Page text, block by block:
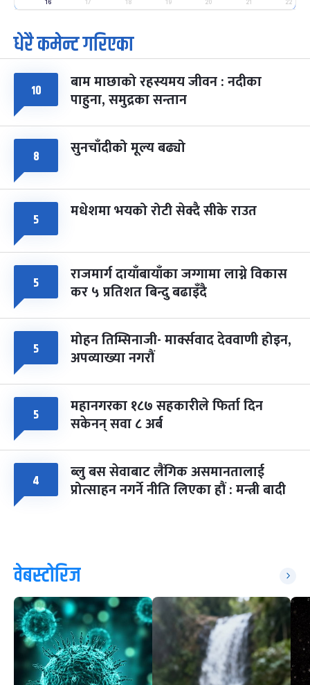
मंगल फाल्गुन २५, २०८३ Mar 9, 2027
७
आइत
पूर्णिमा व्रत
चैत्र ७, २०८३-Mar 21, 2027
८ फागुपूर्णिमा
चैत्र ८, २०८३-Mar 22, 2027
७ महिना बाँकी
16 17 18 19 20 21 22
धेरै कमेन्ट गरिएका
१० बाम माछाको रहस्यमय जीवन : नदीका
पाहुना, समुद्रका सन्तान
८ सुनचाँदीको मूल्य बढ्यो
५ मधेशमा भयको रोटी सेक्दै सीके राउत
५ राजमार्ग दायाँबायाँका जग्गामा लाग्ने विकास
कर ५ प्रतिशत बिन्दु बढाइँदै
५ मोहन तिम्सिनाजी- मार्क्सवाद देववाणी होइन,
अपव्याख्या नगरौं
५ महानगरका १८७ सहकारीले फिर्ता दिन
सकेनन् सवा ८ अर्ब
४ ब्लु बस सेवाबाट लैंगिक असमानतालाई
प्रोत्साहन नगर्ने नीति लिएका हौं : मन्त्री बादी
वेबस्टोरिज